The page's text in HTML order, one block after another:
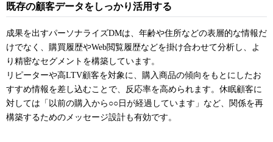
既存の顧客データをしっかり活用する
成果を出すパーソナライズDMは、年齢や住所などの表層的な情報だ
けでなく、購買履歴やWeb閲覧履歴などを掛け合わせて分析し、よ
り精密なセグメントを構築しています。
リピーターや高LTV顧客を対象に、購入商品の傾向をもとにしたお
すすめ情報を差し込むことで、反応率を高められます。休眠顧客に
対しては「以前の購入から○○日が経過しています」など、関係を再
構築するためのメッセージ設計も有効です。